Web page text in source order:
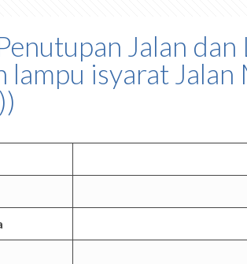
Jalan
lampu isyarat